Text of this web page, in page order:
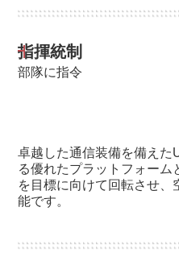
指揮統制
部隊に指令
卓越した通信装備を備えた
る優れたプラットフォーム
を目標に向けて回転させ、
能です。